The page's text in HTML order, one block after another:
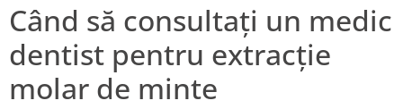
Când să consultați un medic
dentist pentru extracție
molar de minte